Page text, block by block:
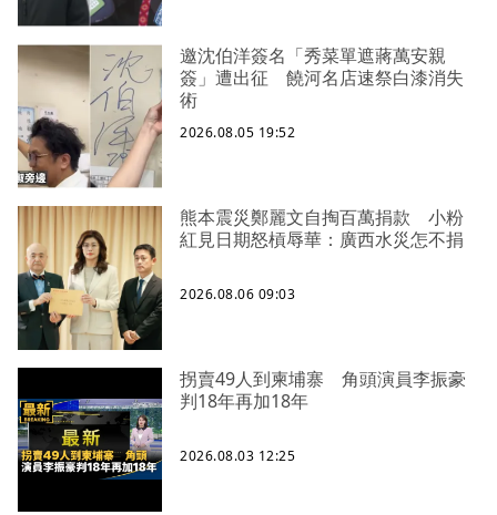
邀沈伯洋簽名「秀菜單遮蔣萬安親
簽」遭出征 饒河名店速祭白漆消失
術
2026.08.05 19:52
熊本震災鄭麗文自掏百萬捐款 小粉
紅見日期怒槓辱華：廣西水災怎不捐
2026.08.06 09:03
拐賣49人到柬埔寨 角頭演員李振豪
判18年再加18年
2026.08.03 12:25